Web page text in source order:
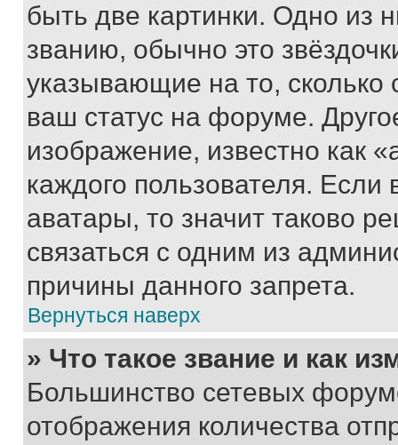
быть две картинки. Одно из
званию, обычно это
указывающие на то,
ваш статус на форуме.
изображение, известно как
каждого пользователя.
аватары, то значит таково
связаться с одним из
причины данного запрета.
Вернуться наверх
» Что такое звание и как
Большинство сетевых
отображения количества